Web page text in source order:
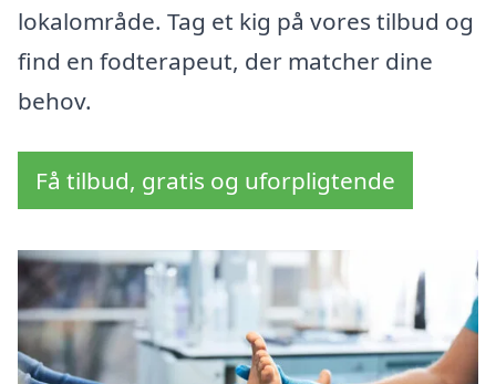
lokalområde. Tag et kig på vores tilbud og
find en fodterapeut, der matcher dine
behov.
Få tilbud, gratis og uforpligtende